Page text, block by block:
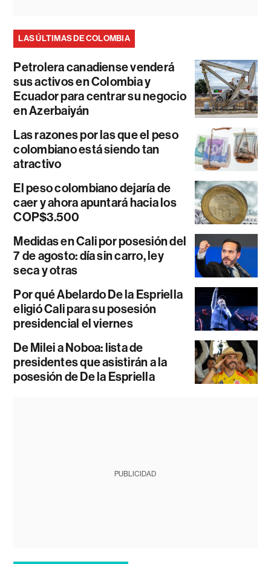
LAS ÚLTIMAS DE COLOMBIA
Petrolera canadiense venderá
sus activos en Colombia y
Ecuador para centrar su negocio
en Azerbaiyán
Las razones por las que el peso
colombiano está siendo tan
atractivo
El peso colombiano dejaría de
caer y ahora apuntará hacia los
COP$3.500
Medidas en Cali por posesión del
7 de agosto: día sin carro, ley
seca y otras
Por qué Abelardo De la Espriella
eligió Cali para su posesión
presidencial el viernes
De Milei a Noboa: lista de
presidentes que asistirán a la
posesión de De la Espriella
PUBLICIDAD